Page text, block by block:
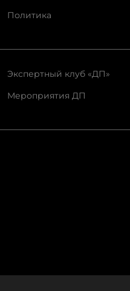
Политика
Экспертный клуб «ДП»
Мероприятия ДП